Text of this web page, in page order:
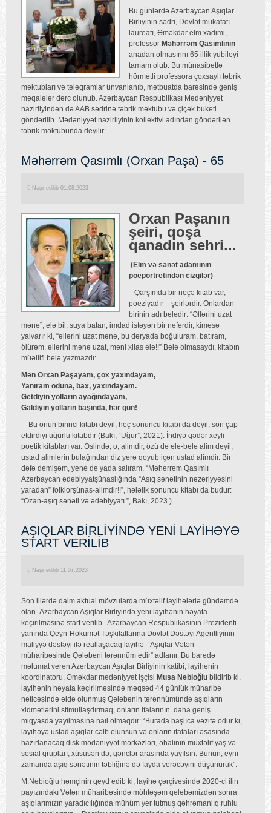
Bu günlərdə Azərbaycan Aşıqlar
Birliyinin sədri, Dövlət mükafatı
laureatı, Əməkdar elm xadimi,
professor Məhərrəm Qasımlının
anadan olmasınnı 65 illik yubileyi
tamam olub. Bu münasibətlə
hörmətli professora çoxsaylı təbrik
məktubları və teleqramlar ünvanlanıb, mətbuatda barəsində geniş
məqalələr dərc olunub. Azərbaycan Respublikası Mədəniyyət
nazirliyindən də AAB sədrinə təbrik məktubu və çiçək buketi
göndərilib. Mədəniyyət nazirliyinin kollektivi adından göndərilən
təbrik məktubunda deyilir:
Məhərrəm Qasımlı (Orxan Paşa) - 65
Nəşr edilib 01.08.2023
Orxan Paşanın
şeiri, qoşa
qanadın sehri...
(Elm və sənət adamının
poeportretindən cizgilər)
Qarşımda bir neçə kitab var,
poeziyadır – şeirlərdir. Onlardan
birinin adı belədir: “Əllərini uzat
mənə”, elə bil, suya batan, imdad istəyən bir nəfərdir, kiməsə
yalvarır ki, “əllərini uzat mənə, bu dəryada boğuluram, batıram,
ölürəm, əllərini mənə uzat, məni xilas elə!!” Belə olmasaydı, kitabın
müəllifi belə yazmazdı:
Mən Orxan Paşayam, çox yaxındayam,
Yanıram oduna, bax, yaxındayam.
Getdiyin yolların ayağındayam,
Gəldiyin yolların başında, hər gün!
Bu onun birinci kitabı deyil, heç sonuncu kitabı da deyil, son çap
etdirdiyi uğurlu kitabdır (Bakı, “Uğur”, 2021). İndiyə qədər xeyli
poetik kitabları var. Əslində, o, alimdir, özü də elə-belə alim deyil,
ustad alimlərin bulağından diz yerə qoyub içən ustad alimdir. Bir
dəfə demişəm, yenə də yada salıram, “Məhərrəm Qasımlı
Azərbaycan ədəbiyyatşünaslığında “Aşıq sənətinin nəzəriyyəsini
yaradan” folklorşünas-alimdir!!”, hələlik sonuncu kitabı da budur:
“Ozan-aşıq sənəti və ədəbiyyatı.”, Bakı, 2023.)
AŞIQLAR BİRLİYİNDƏ YENİ LAYİHƏYƏ
START VERİLİB
Nəşr edilib 11.07.2023
Son illərdə daim aktual mövzularda müxtəlif layihələrlə gündəmdə
olan Azərbaycan Aşıqlar Birliyində yeni layihənin həyata
keçirilməsinə start verilib. Azərbaycan Respublikasının Prezidenti
yanında Qeyri-Hökumət Təşkilatlarına Dövlət Dəstəyi Agentliyinin
maliyyə dəstəyi ilə reallaşacaq layihə “Aşıqlar Vətən
müharibəsində Qələbəni tərənnüm edir” adlanır. Bu barədə
məlumat verən Azərbaycan Aşıqlar Birliyinin katibi, layihənin
koordinatoru, Əməkdar mədəniyyət işçisi Musa Nəbioğlu bildirib ki,
layihənin həyata keçirilməsində məqsəd 44 günlük müharibə
nəticəsində əldə olunmuş Qələbənin tərənnümündə aşıqların
xidmətlərini stimullaşdırmaq, onların ifalarının daha geniş
miqyasda yayılmasına nail olmaqdır: “Burada başlıca vəzifə odur ki,
layihəyə ustad aşıqlar cəlb olunsun və onların ifafaları əsasında
hazırlanacaq disk mədəniyyət mərkəzləri, əhalinin müxtəlif yaş və
sosial qrupları, xüsusən də, gənclər arasında yayılsın. Bunun, eyni
zamanda aşıq sənətinin təbliğinə də fayda verəcəyini düşünürük”.
M.Nəbioğlu həmçinin qeyd edib ki, layihə çərçivəsində 2020-ci ilin
payızındakı Vətən müharibəsində möhtəşəm qələbəmizdən sonra
aşıqlarımızın yaradıcılığında mühüm yer tutmuş qəhrəmanlıq ruhlu